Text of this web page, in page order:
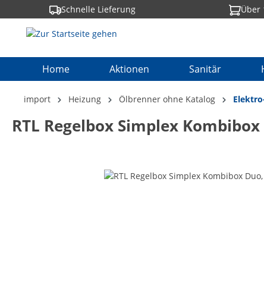
Zur Hauptnavigation springen
Schnelle Lieferung Über
Home Aktionen Sanitär
import Heizung Ölbrenner ohne Katalog
RTL Regelbox Simplex
Bildergalerie überspringen